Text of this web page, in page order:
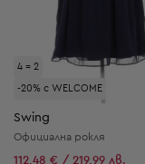
4 = 2
-20% с WELCOME
Swing
Официална рокля
112,48 € / 219,99 лв.